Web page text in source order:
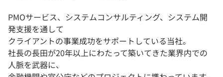
PMOサービス、システムコンサルティング、システム開
発支援を通して
クライアントの事業成功をサポートしている当社。
社長の長田が20年以上にわたって築いてきた業界内での
人脈を武器に、